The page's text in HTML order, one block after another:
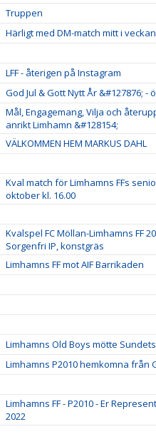
Truppen
Härligt med DM-match mitt i
LFF - återigen på Instagram
God Jul & Gott Nytt År &#127876; -
Mål, Engagemang, Vilja och
anrikt Limhamn &#128154;
VÄLKOMMEN HEM MARKUS DAHL
Kval match för Limhamns FFs
oktober kl. 16.00
Kvalspel FC Möllan-Limhamns FF
Sorgenfri IP, konstgräs
Limhamns FF mot AIF Barrikaden
Limhamns Old Boys mötte Sundets
Limhamns P2010 hemkomna från
Limhamns FF - P2010 - Er
2022